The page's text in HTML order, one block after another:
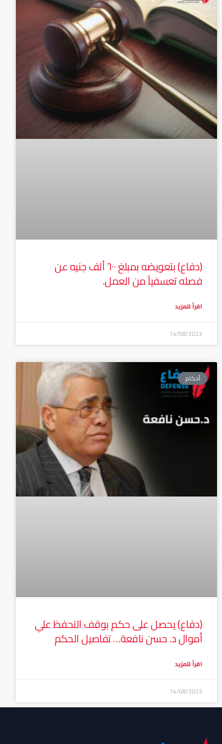
(دفاع) بتعويضه بمبلغ ٦٠٠ ألف جنيه عن
فصله تعسفياً من العمل.
اقرأ للمزيد
14/08/2023
أحكام
(دفاع) يحصل على حكم بوقف التحفظ علي
أموال د. حسن نافعة… تفاصيل الحكم
اقرأ للمزيد
14/08/2023